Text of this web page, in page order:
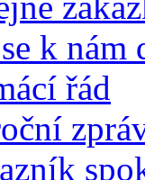
k nám
řád